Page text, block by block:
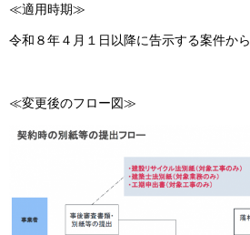
≪適用時期≫
令和８年４月１日以降に告示する案件から
≪変更後のフロー図≫